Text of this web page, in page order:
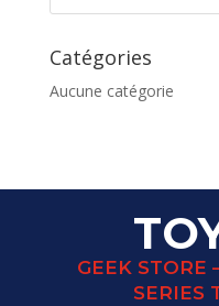
Catégories
Aucune catégorie
GEEK STORE
SERIES